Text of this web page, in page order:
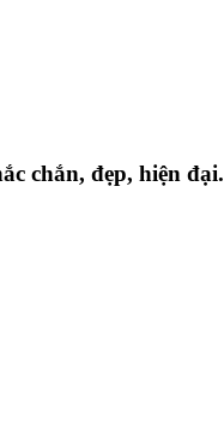
chắn, đẹp, hiện đại.